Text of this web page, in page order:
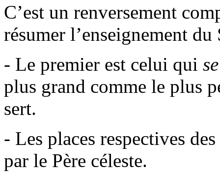
C’est un renversement
résumer l’enseignement du
- Le premier est celui qui
plus grand comme le plus
sert.
- Les places respectives
par le Père céleste.